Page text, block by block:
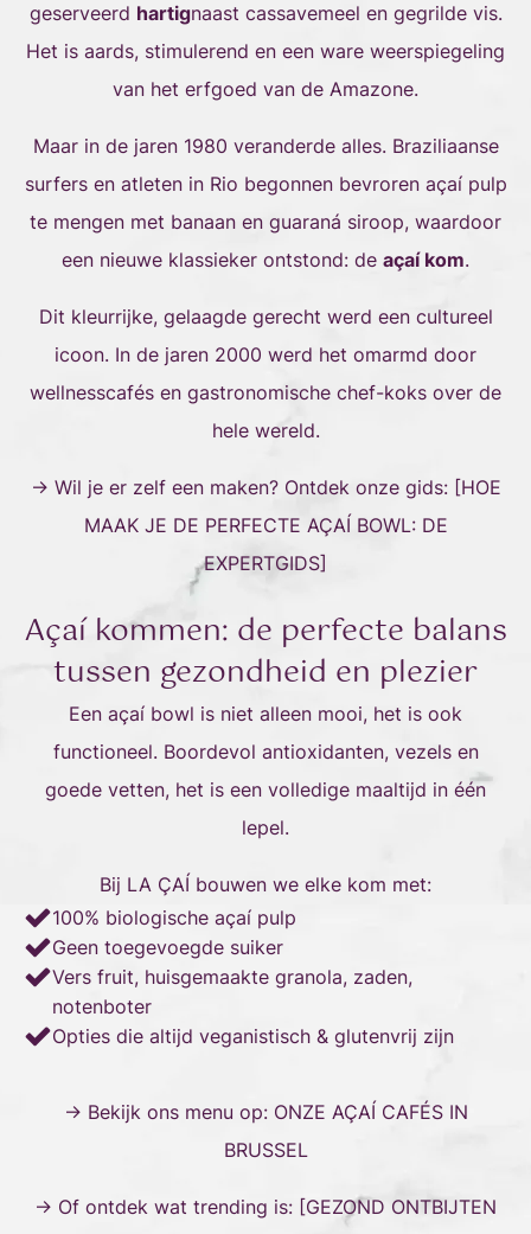
geserveerd hartignaast cassavemeel en gegrilde vis.
Het is aards, stimulerend en een ware weerspiegeling
van het erfgoed van de Amazone.
Maar in de jaren 1980 veranderde alles. Braziliaanse
surfers en atleten in Rio begonnen bevroren açaí pulp
te mengen met banaan en guaraná siroop, waardoor
een nieuwe klassieker ontstond: de açaí kom.
Dit kleurrijke, gelaagde gerecht werd een cultureel
icoon. In de jaren 2000 werd het omarmd door
wellnesscafés en gastronomische chef-koks over de
hele wereld.
→ Wil je er zelf een maken? Ontdek onze gids: [HOE
MAAK JE DE PERFECTE AÇAÍ BOWL: DE
EXPERTGIDS]
Açaí kommen: de perfecte balans
tussen gezondheid en plezier
Een açaí bowl is niet alleen mooi, het is ook
functioneel. Boordevol antioxidanten, vezels en
goede vetten, het is een volledige maaltijd in één
lepel.
Bij LA ÇAÍ bouwen we elke kom met:
100% biologische açaí pulp
Geen toegevoegde suiker
Vers fruit, huisgemaakte granola, zaden,
notenboter
Opties die altijd veganistisch & glutenvrij zijn
→ Bekijk ons menu op: ONZE AÇAÍ CAFÉS IN
BRUSSEL
→ Of ontdek wat trending is: [GEZOND ONTBIJTEN